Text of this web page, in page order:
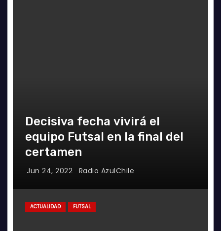
Decisiva fecha vivirá el
equipo Futsal en la final del
certamen
Jun 24, 2022 Radio AzulChile
ACTUALIDAD FUTSAL